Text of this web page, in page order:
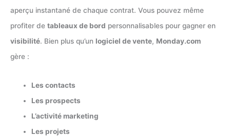
aperçu instantané de chaque contrat. Vous pouvez même
profiter de tableaux de bord personnalisables pour gagner en
visibilité. Bien plus qu’un logiciel de vente, Monday.com
gère :
Les contacts
Les prospects
L’activité marketing
Les projets